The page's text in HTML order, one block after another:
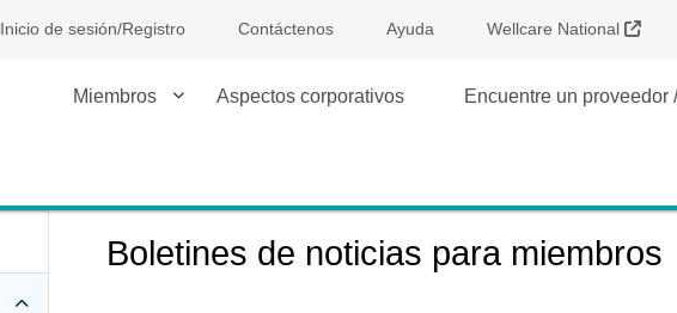
Inicio de sesión/Registro Contáctenos Ayuda Wellcare National Sitio
Miembros Aspectos corporativos Encuentre un proveedor
Boletines de noticias para miembros